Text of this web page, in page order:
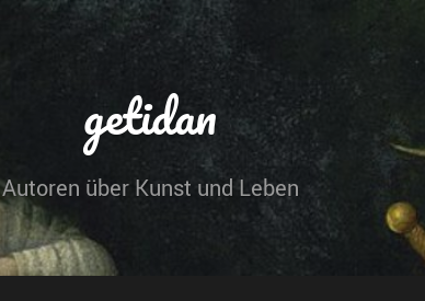
getidan
Autoren über Kunst und Leben